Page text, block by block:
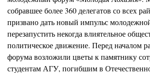
собравшее более 360 делегатов со всех
призвано дать новый импульс
перезапустить некогда влиятельное
политическое движение. Перед началом
форума возложили цветы к памятнику
студентам АГУ, погибшим в